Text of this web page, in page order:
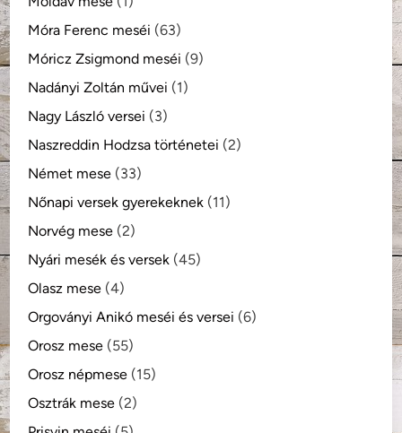
Móra Ferenc meséi (63)
Móricz Zsigmond meséi (9)
Nadányi Zoltán művei (1)
Nagy László versei (3)
Naszreddin Hodzsa történetei (2)
Német mese (33)
Nőnapi versek gyerekeknek (11)
Norvég mese (2)
Nyári mesék és versek (45)
Olasz mese (4)
Orgoványi Anikó meséi és versei (6)
Orosz mese (55)
Orosz népmese (15)
Osztrák mese (2)